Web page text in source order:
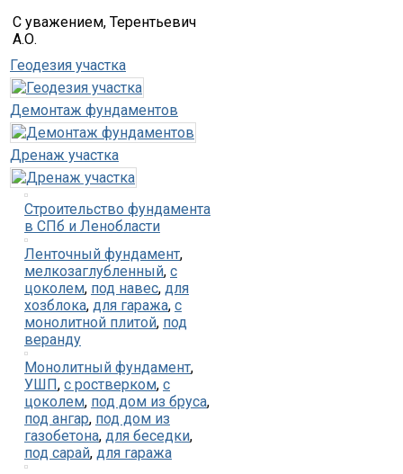
С уважением, Терентьевич
А.О.
Геодезия участка
Демонтаж фундаментов
Дренаж участка
Строительство фундамента
в СПб и Ленобласти
Ленточный фундамент,
мелкозаглубленный, с
цоколем, под навес, для
хозблока, для гаража, с
монолитной плитой, под
веранду
Монолитный фундамент,
УШП, с ростверком, с
цоколем, под дом из бруса,
под ангар, под дом из
газобетона, для беседки,
под сарай, для гаража